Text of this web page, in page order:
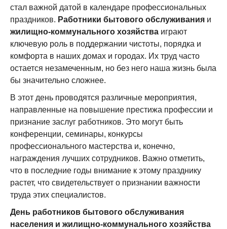
стал важной датой в календаре профессиональных
праздников. Работники бытового обслуживания и
жилищно-коммунального хозяйства играют
ключевую роль в поддержании чистоты, порядка и
комфорта в наших домах и городах. Их труд часто
остается незамеченным, но без него наша жизнь была
бы значительно сложнее.
В этот день проводятся различные мероприятия,
направленные на повышение престижа профессии и
признание заслуг работников. Это могут быть
конференции, семинары, конкурсы
профессионального мастерства и, конечно,
награждения лучших сотрудников. Важно отметить,
что в последние годы внимание к этому празднику
растет, что свидетельствует о признании важности
труда этих специалистов.
День работников бытового обслуживания
населения и жилищно-коммунального хозяйства